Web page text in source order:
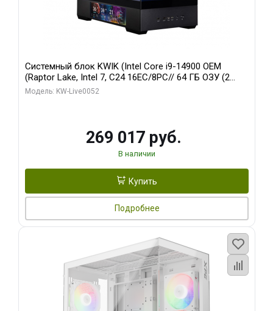
Системный блок KWIK (Intel Core i9-14900 OEM
(Raptor Lake, Intel 7, C24 16EC/8PC// 64 ГБ ОЗУ (2
модуля)/ Palit RTX5080 GAMINGPRO OC 16GB GDDR7
Модель: KW-Live0052
269 017 руб.
В наличии
Купить
Подробнее